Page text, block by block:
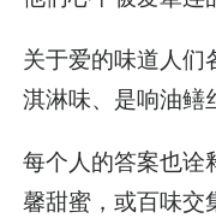
关于爱的味道人们
淇淋味、是响油鳝
每个人的答案也诠
馨甜蜜，或百味交